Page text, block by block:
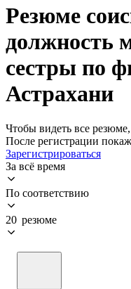
Резюме
должность
сестры по
Астрахани
Чтобы видеть все резюме,
После регистрации
Зарегистрироваться
За всё время
По соответствию
20 резюме